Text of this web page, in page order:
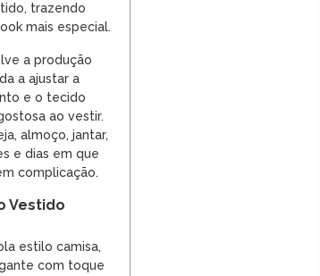
trazendo
mais especial.
a produção
a ajustar a
e o tecido
ao vestir.
almoço, jantar,
e dias em que
complicação.
Vestido
estilo camisa,
com toque